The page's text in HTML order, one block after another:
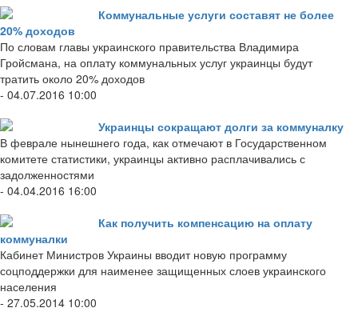
Коммунальные услуги составят не более
20% доходов
По словам главы украинского правительства Владимира
Гройсмана, на оплату коммунальных услуг украинцы будут
тратить около 20% доходов
- 04.07.2016 10:00
Украинцы сокращают долги за коммуналку
В феврале нынешнего года, как отмечают в Государственном
комитете статистики, украинцы активно расплачивались с
задолженностями
- 04.04.2016 16:00
Как получить компенсацию на оплату
коммуналки
Кабинет Министров Украины вводит новую программу
соцподдержки для наименее защищенных слоев украинского
населения
- 27.05.2014 10:00